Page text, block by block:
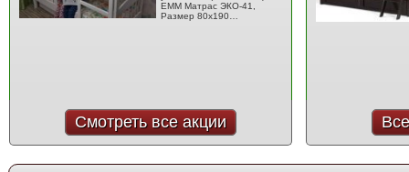
EMM Матрас ЭКО-41,
Размер 80x190…
Смотреть все акции